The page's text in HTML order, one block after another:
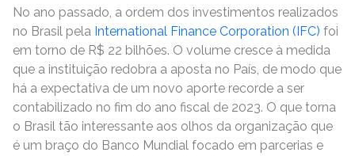
No ano passado, a ordem dos investimentos realizados
no Brasil pela International Finance Corporation (IFC) foi
em torno de R$ 22 bilhões. O volume cresce à medida
que a instituição redobra a aposta no País, de modo que
há a expectativa de um novo aporte recorde a ser
contabilizado no fim do ano fiscal de 2023. O que torna
o Brasil tão interessante aos olhos da organização que
é um braço do Banco Mundial focado em parcerias e